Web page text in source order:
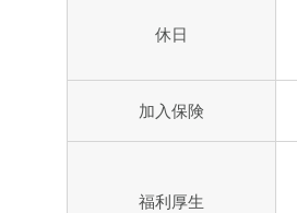
休日
加入保険
福利厚生